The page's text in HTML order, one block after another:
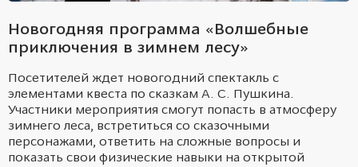
Новогодняя программа «Волшебные
приключения в зимнем лесу»
Посетителей ждет новогодний спектакль с
элементами квеста по сказкам А. С. Пушкина.
Участники мероприятия смогут попасть в атмосферу
зимнего леса, встретиться со сказочными
персонажами, ответить на сложные вопросы и
показать свои физические навыки на открытой